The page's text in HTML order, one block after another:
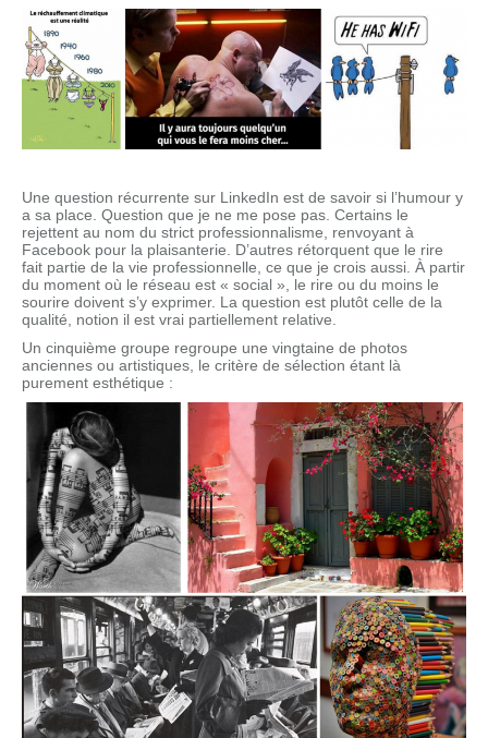
Une question récurrente sur LinkedIn est de savoir si l’humour y
a sa place. Question que je ne me pose pas. Certains le
rejettent au nom du strict professionnalisme, renvoyant à
Facebook pour la plaisanterie. D’autres rétorquent que le rire
fait partie de la vie professionnelle, ce que je crois aussi. À partir
du moment où le réseau est « social », le rire ou du moins le
sourire doivent s’y exprimer. La question est plutôt celle de la
qualité, notion il est vrai partiellement relative.
Un cinquième groupe regroupe une vingtaine de photos
anciennes ou artistiques, le critère de sélection étant là
purement esthétique :